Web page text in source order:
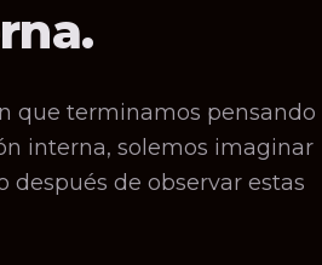
que terminamos pensando
interna, solemos imaginar
después de observar estas